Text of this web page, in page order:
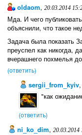
oldaom, 20.03.2014
Мда. И чего
объяснили, что такое
Задача была показать
преуспел как никогда,
вчерашнего похмелья
(ответить)
sergii_from_kyiv,
"как
(ответить)
ni_ko_dim, 20.03.2014